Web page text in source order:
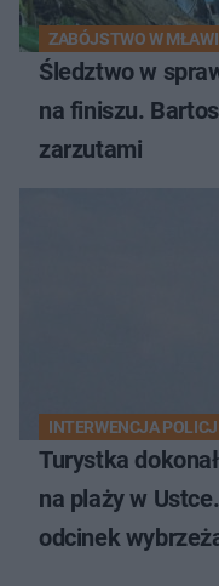
ZABÓJSTWO W
Śledztwo w
na finiszu.
zarzutami
INTERWENCJA
Turystka
na plaży w
odcinek